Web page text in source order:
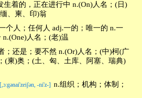
生着的，正在进行中 n.(On)人名；(日)
、柬、印)翁
个人；任何人 adj.一的；唯一的 n.一
n.(One)人名；(老)温
；还是；要不然 n.(Or)人名；(中)柯(广
(柬)奥；(土、匈、土库、阿塞、瑞典)
[,ɔ:gənai'zeiʃən, -ni'z-] n.组织；机构；体制；